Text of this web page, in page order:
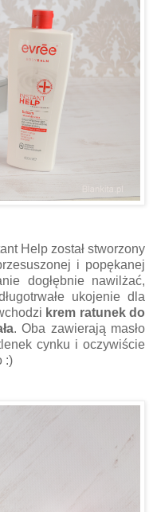
Help został stworzony
i popękanej
dogłębnie nawilżać,
ukojenie dla
krem ratunek do
. Oba zawierają masło
cynku i oczywiście
:)